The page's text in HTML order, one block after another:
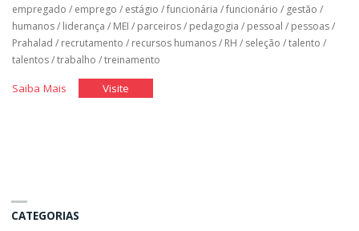
empregado / emprego / estágio /funcionária /funcionário / gestão /
humanos/ liderança / MEI / parceiros/ pedagogia / pessoal / pessoas/
Prahalad / recrutamento / recursos humanos/ RH / seleção /talento /
talentos/trabalho /treinamento
Saiba Mais"As
Organização"
Visite"As
CATEGORIAS